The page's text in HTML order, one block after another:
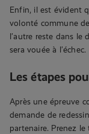
Enfin, il est évident
volonté commune
l’autre reste dans le
sera vouée à l’échec.
Les étapes
Après une épreuve
demande de
partenaire. Prenez